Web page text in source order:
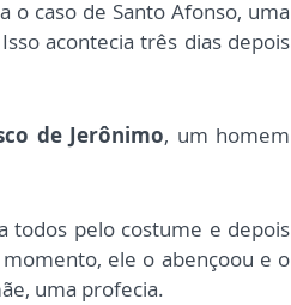
o caso de Santo Afonso, uma
acontecia três dias depois
de Jerônimo, um homem
todos pelo costume e depois
ele o abençoou e o
uma profecia.